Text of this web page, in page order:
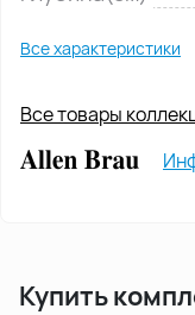
Все характеристики
Все товары
Купить